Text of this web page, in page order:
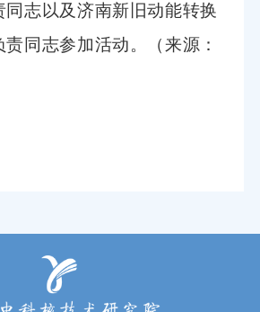
同志以及济南新旧动能转换
同志参加活动。
（来源：